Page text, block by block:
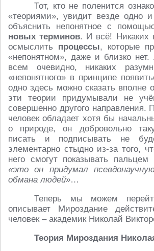
Тот, кто не поленится
«теориями», увидит везде одно
объяснить непонятное с
новых терминов. И всё! Никаких
осмыслить процессы, которые
«непонятном», даже и близко нет.
всем очевидно, никаких
«непонятного» в принципе
одно здесь можно сказать вполне
эти теории придумывали не
совершенно другого направления.
человек обладает хотя бы
о природе, он добровольно
писать и подписывать не
элементарно стыдно из-за того,
него смогут показывать пальцем
«это он придумал
обмана людей»…
Теперь мы можем
описывает Мироздание
человек – академик Николай
Теория Мироздания